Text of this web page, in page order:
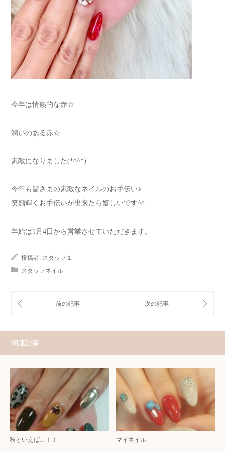
今年は情熱的な赤☆
潤いのある赤☆
素敵になりました(*^^*)
今年も皆さまの素敵なネイルのお手伝い♪
笑顔輝くお手伝いが出来たら嬉しいです^^
年始は1月4日から営業させていただきます。
投稿者: スタッフ１
スタッフネイル
関連記事
秋といえば…！！ マイネイル